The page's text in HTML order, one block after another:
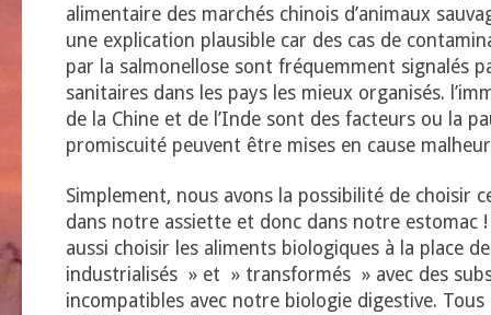
alimentaire des marchés chinois d’animaux
une explication plausible car des cas de
par la salmonellose sont fréquemment signalés
sanitaires dans les pays les mieux organisés.
de la Chine et de l’Inde sont des facteurs ou la
promiscuité peuvent être mises en cause
Simplement, nous avons la possibilité de choisir
dans notre assiette et donc dans notre estomac
aussi choisir les aliments biologiques à la place
industrialisés » et » transformés » avec des
incompatibles avec notre biologie digestive. Tous